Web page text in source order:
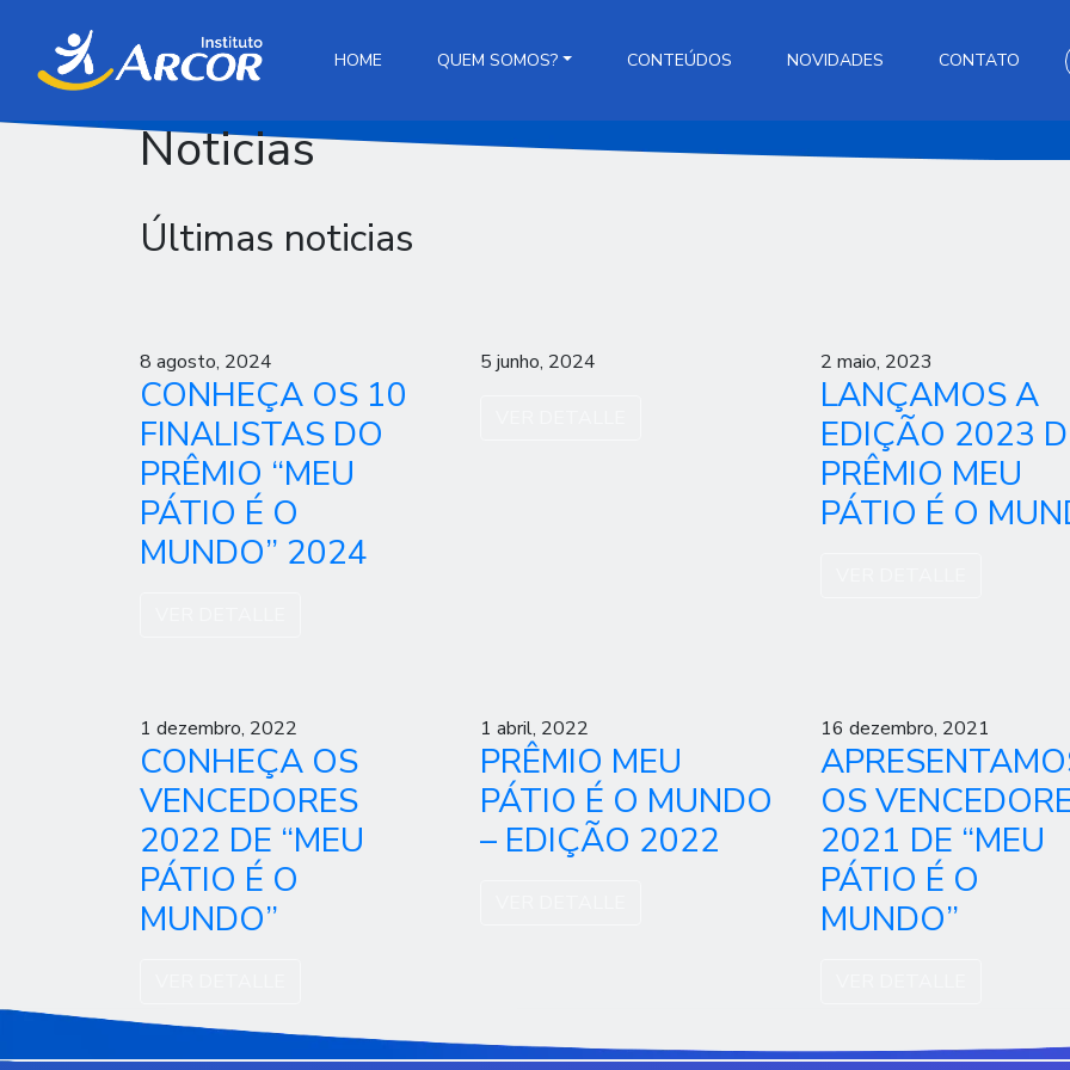
HOME QUEM SOMOS? CONTEÚDOS NOVIDADES CONTATO
Noticias
Últimas noticias
8 agosto, 2024
CONHEÇA OS 10
FINALISTAS DO
PRÊMIO “MEU
PÁTIO É O
MUNDO” 2024
5 junho, 2024 2 maio, 2023
LANÇAMOS A
EDIÇÃO 2023
PRÊMIO MEU
PÁTIO É O
1 dezembro, 2022
CONHEÇA OS
VENCEDORES
2022 DE “MEU
PÁTIO É O
MUNDO”
1 abril, 2022
PRÊMIO MEU
PÁTIO É O MUNDO
– EDIÇÃO 2022
16 dezembro, 2021
OS
2021 DE “MEU
PÁTIO É O
MUNDO”